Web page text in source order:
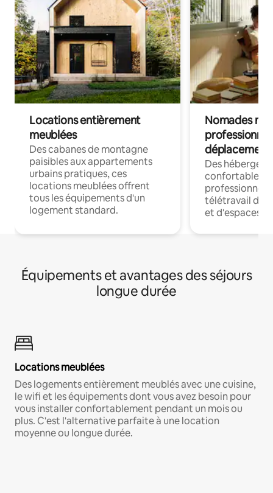
Locations entièrement
meublées
Des cabanes de montagne
paisibles aux appartements
urbains pratiques, ces
locations meublées offrent
tous les équipements d'un
logement standard.
Nomades
déplacement
Des
confortables
professionnels
télétravail
et d'espaces
Équipements et avantages des séjours
longue durée
Locations meublées
Des logements entièrement meublés avec une cuisine,
le wifi et les équipements dont vous avez besoin pour
vous installer confortablement pendant un mois ou
plus. C'est l'alternative parfaite à une location
moyenne ou longue durée.